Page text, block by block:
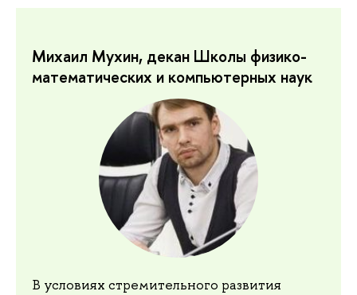
Михаил Мухин, декан Школы физико-
математических и компьютерных наук
В условиях стремительного развития